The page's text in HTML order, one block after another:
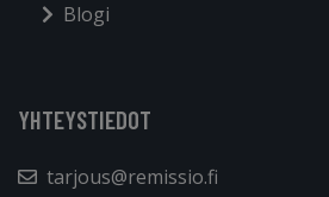
Blogi
YHTEYSTIEDOT
tarjous@remissio.fi